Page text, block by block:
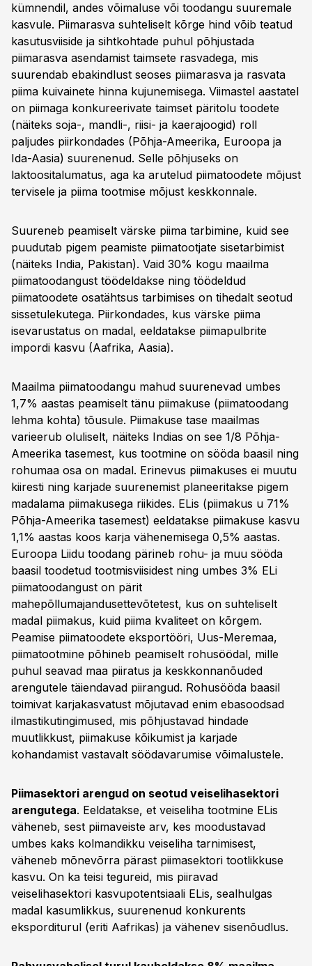
kümnendil, andes võimaluse või toodangu suuremale
kasvule. Piimarasva suhteliselt kõrge hind võib teatud
kasutusviiside ja sihtkohtade puhul põhjustada
piimarasva asendamist taimsete rasvadega, mis
suurendab ebakindlust seoses piimarasva ja rasvata
piima kuivainete hinna kujunemisega. Viimastel aastatel
on piimaga konkureerivate taimset päritolu toodete
(näiteks soja-, mandli-, riisi- ja kaerajoogid) roll
paljudes piirkondades (Põhja-Ameerika, Euroopa ja
Ida-Aasia) suurenenud. Selle põhjuseks on
laktoositalumatus, aga ka arutelud piimatoodete mõjust
tervisele ja piima tootmise mõjust keskkonnale.
Suureneb peamiselt värske piima tarbimine, kuid see
puudutab pigem peamiste piimatootjate sisetarbimist
(näiteks India, Pakistan). Vaid 30% kogu maailma
piimatoodangust töödeldakse ning töödeldud
piimatoodete osatähtsus tarbimises on tihedalt seotud
sissetulekutega. Piirkondades, kus värske piima
isevarustatus on madal, eeldatakse piimapulbrite
impordi kasvu (Aafrika, Aasia).
Maailma piimatoodangu mahud suurenevad umbes
1,7% aastas peamiselt tänu piimakuse (piimatoodang
lehma kohta) tõusule. Piimakuse tase maailmas
varieerub oluliselt, näiteks Indias on see 1/8 Põhja-
Ameerika tasemest, kus tootmine on sööda baasil ning
rohumaa osa on madal. Erinevus piimakuses ei muutu
kiiresti ning karjade suurenemist planeeritakse pigem
madalama piimakusega riikides. ELis (piimakus u 71%
Põhja-Ameerika tasemest) eeldatakse piimakuse kasvu
1,1% aastas koos karja vähenemisega 0,5% aastas.
Euroopa Liidu toodang pärineb rohu- ja muu sööda
baasil toodetud tootmisviisidest ning umbes 3% ELi
piimatoodangust on pärit
mahepõllumajandusettevõtetest, kus on suhteliselt
madal piimakus, kuid piima kvaliteet on kõrgem.
Peamise piimatoodete eksportööri, Uus-Meremaa,
piimatootmine põhineb peamiselt rohusöödal, mille
puhul seavad maa piiratus ja keskkonnanõuded
arengutele täiendavad piirangud. Rohusööda baasil
toimivat karjakasvatust mõjutavad enim ebasoodsad
ilmastikutingimused, mis põhjustavad hindade
muutlikkust, piimakuse kõikumist ja karjade
kohandamist vastavalt söödavarumise võimalustele.
Piimasektori arengud on seotud veiselihasektori
arengutega. Eeldatakse, et veiseliha tootmine ELis
väheneb, sest piimaveiste arv, kes moodustavad
umbes kaks kolmandikku veiseliha tarnimisest,
väheneb mõnevõrra pärast piimasektori tootlikkuse
kasvu. On ka teisi tegureid, mis piiravad
veiselihasektori kasvupotentsiaali ELis, sealhulgas
madal kasumlikkus, suurenenud konkurents
eksporditurul (eriti Aafrikas) ja vähenev sisenõudlus.